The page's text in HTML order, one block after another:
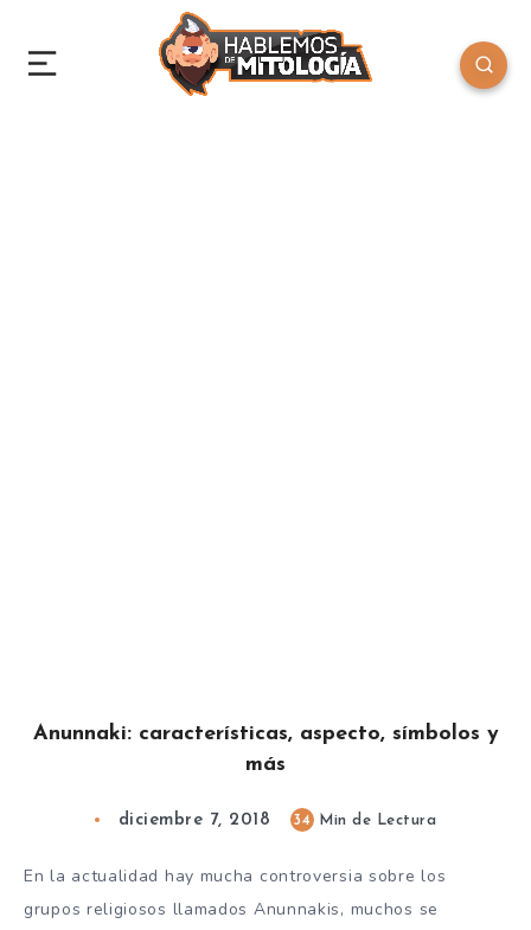
Anunnaki: características, aspecto, símbolos y
más
diciembre 7, 2018 34 Min de Lectura
En la actualidad hay mucha controversia sobre los
grupos religiosos llamados Anunnakis, muchos se